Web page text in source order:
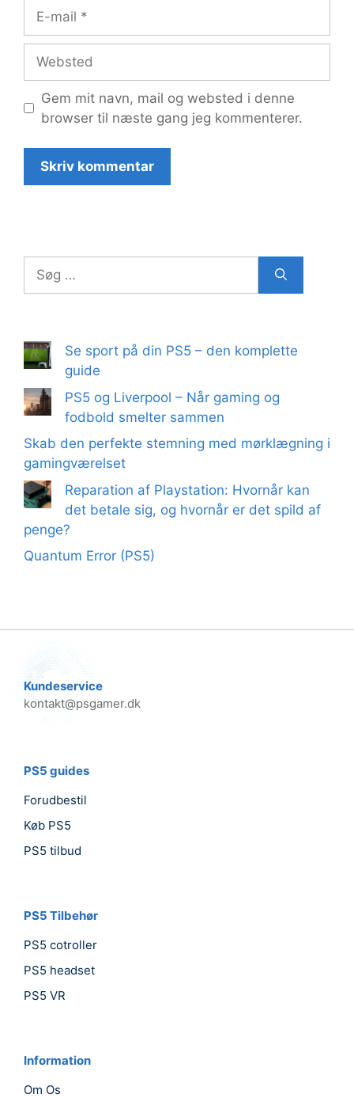
mail
Gem mit navn, mail og websted i denne
browser til næste gang jeg kommenterer.
Søg
efter:
Se sport på din PS5 – den komplette
guide
PS5 og Liverpool – Når gaming og
fodbold smelter sammen
Skab den perfekte stemning med mørklægning i
gamingværelset
Reparation af Playstation: Hvornår kan
det betale sig, og hvornår er det spild af
penge?
Quantum Error (PS5)
Kundeservice
kontakt@psgamer.dk
PS5 guides
Forudbestil
Køb PS5
PS5 tilbud
PS5 Tilbehør
PS5 cotroller
PS5 headset
PS5 VR
Information
Om Os